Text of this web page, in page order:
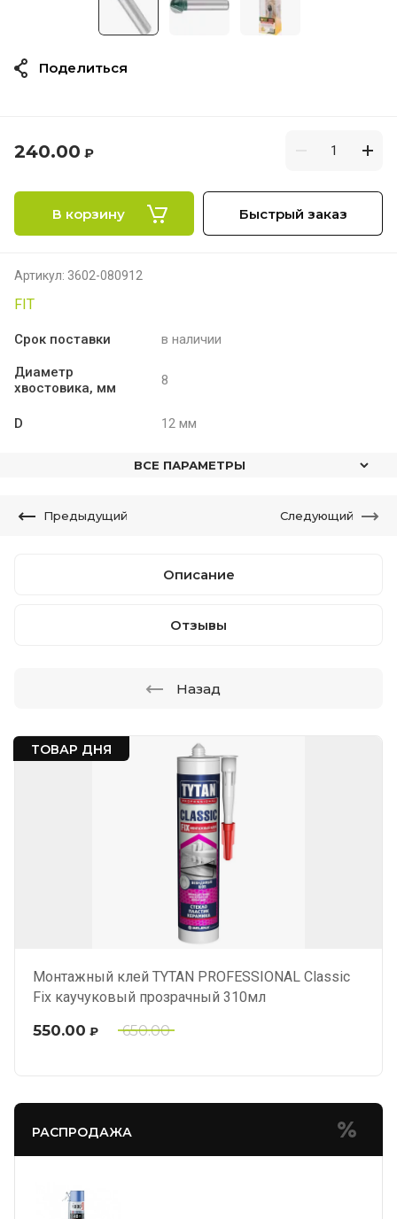
ТОВАР ДНЯ
Монтажный клей TYTAN PROFESSIONAL Classic
Fix каучуковый прозрачный 310мл
650.00
550.00 ₽
РАСПРОДАЖА
240.00 ₽
В корзину Быстрый заказ
Артикул: 3602-080912
FIT
Срок поставки в наличии
Диаметр
хвостовика, мм
8
D 12 мм
ВСЕ ПАРАМЕТРЫ
Поделиться
Предыдущий Следующий
Описание
Отзывы
Назад